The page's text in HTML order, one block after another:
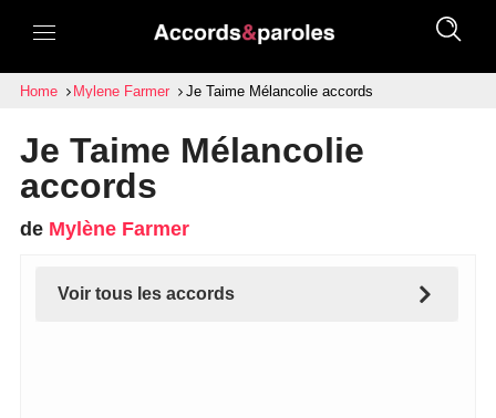
Home Mylene Farmer Je Taime Mélancolie accords
Je Taime Mélancolie
accords
de Mylène Farmer
Voir tous les accords